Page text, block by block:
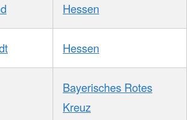
Hessen
Hessen
Bayerisches Rotes
Kreuz